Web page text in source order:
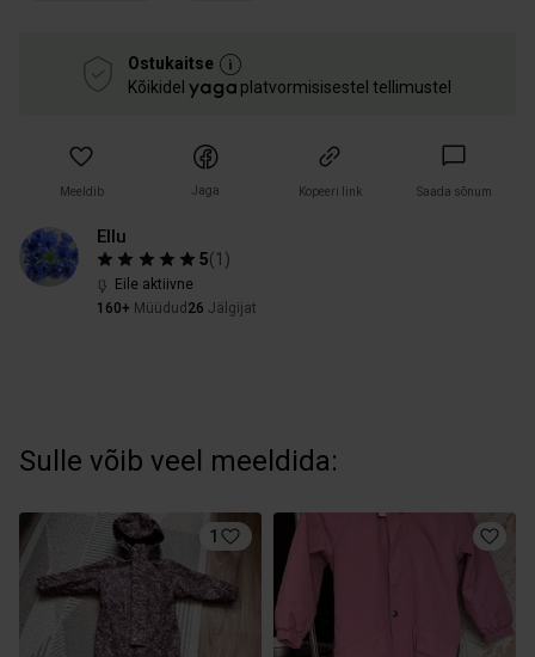
Ostukaitse
Kõikidel
platvormisisestel tellimustel
Meeldib Jaga Kopeeri link Saada sõnum
Ellu
5(1 )
Eile aktiivne
160+ Müüdud 26 Jälgijat
Sulle võib veel meeldida:
1